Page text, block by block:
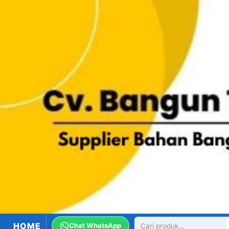
HOME Chat WhatsApp